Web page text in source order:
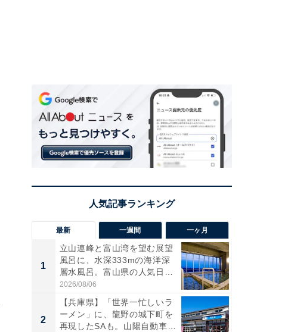
最新 一週間 一ヶ月
1
立山連峰と富山湾を望む展望
風呂に、水深333mの海洋深
層水風呂。富山県の人気日
帰...
2026/08/06
2
【兵庫県】「世界一忙しいラ
ーメン」に、龍野の城下町を
再現したSAも。山陽自動車